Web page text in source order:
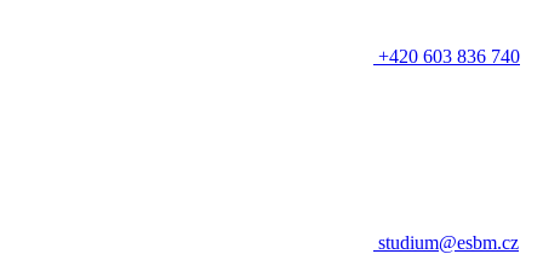
+420 603 836 740
studium@esbm.cz